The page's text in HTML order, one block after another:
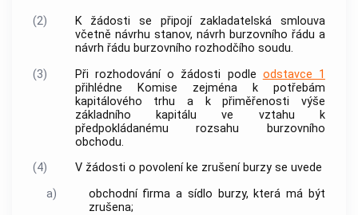
(2)
K žádosti se připojí zakladatelská smlouva
včetně návrhu stanov, návrh burzovního řádu a
návrh řádu burzovního rozhodčího soudu.
(3)
Při rozhodování o žádosti podle odstavce 1
přihlédne Komise zejména k potřebám
kapitálového trhu a k přiměřenosti výše
základního kapitálu ve vztahu k
předpokládanému rozsahu
burzovního
obchodu.
(4)
V žádosti o povolení ke zrušení burzy se uvede
a)
obchodní firma a sídlo burzy, která má být
zrušena;